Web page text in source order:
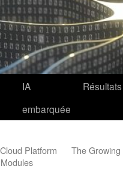
IA
embarquée
Résultats
Platform
The